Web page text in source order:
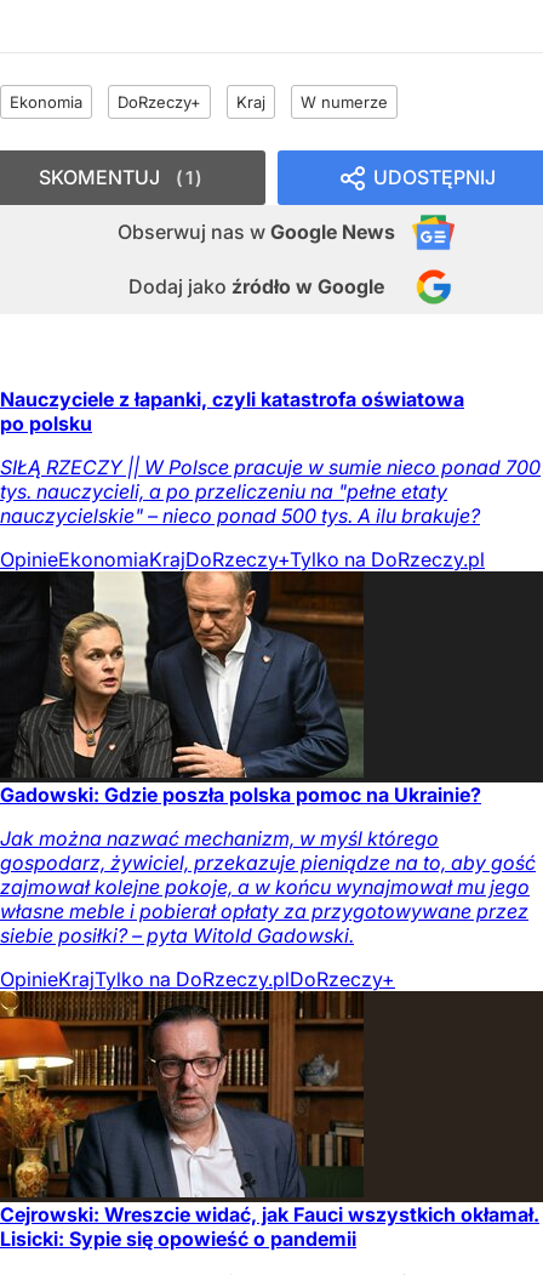
Ekonomia DoRzeczy+ Kraj W numerze
UDOSTĘPNIJ
Obserwuj nas w Google News
Dodaj jako źródło w Google
SKOMENTUJ 1
Nauczyciele z łapanki, czyli katastrofa oświatowa
po polsku
SIŁĄ RZECZY || W Polsce pracuje w sumie nieco ponad 700
tys. nauczycieli, a po przeliczeniu na "pełne etaty
nauczycielskie" – nieco ponad 500 tys. A ilu brakuje?
OpinieEkonomiaKrajDoRzeczy+Tylko na DoRzeczy.pl
Gadowski: Gdzie poszła polska pomoc na Ukrainie?
Jak można nazwać mechanizm, w myśl którego
gospodarz, żywiciel, przekazuje pieniądze na to, aby gość
zajmował kolejne pokoje, a w końcu wynajmował mu jego
własne meble i pobierał opłaty za przygotowywane przez
siebie posiłki? – pyta Witold Gadowski.
OpinieKrajTylko na DoRzeczy.plDoRzeczy+
Cejrowski: Wreszcie widać, jak Fauci wszystkich okłamał.
Lisicki: Sypie się opowieść o pandemii